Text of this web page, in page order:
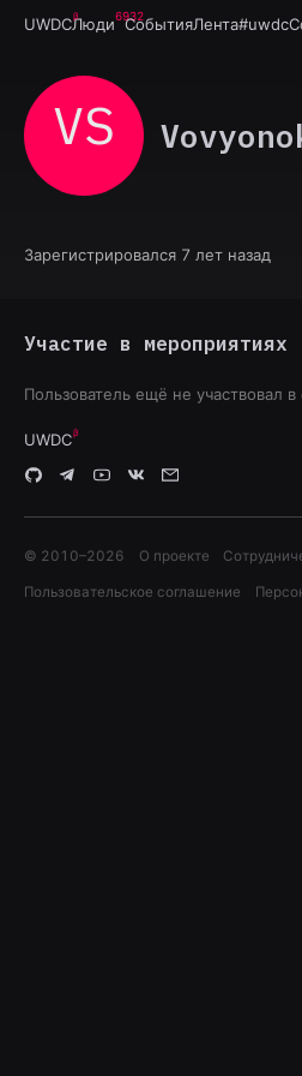
UWDCЛюди6932
СобытияЛента#uwdc
VS
Зарегистрировался 7 лет назад
Участие в мероприятиях
Пользователь ещё не участвовал в
UWDC
© 2010–2026 О проекте
Пользовательское соглашение